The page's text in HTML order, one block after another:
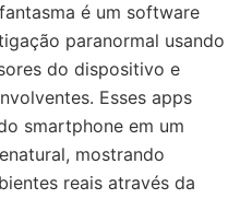
é um software
paranormal usando
do dispositivo e
Esses apps
smartphone em um
mostrando
reais através da